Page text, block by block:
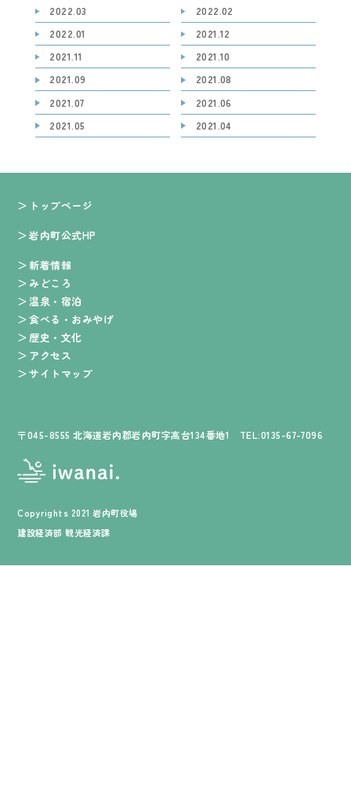
2022.03
2022.02
2022.01
2021.12
2021.11
2021.10
2021.09
2021.08
2021.07
2021.06
2021.05
2021.04
トップページ
岩内町公式HP
新着情報
みどころ
温泉・宿泊
食べる・おみやげ
歴史・文化
アクセス
サイトマップ
〒045-8555 北海道岩内郡岩内町字高台134番地1 TEL:0135-67-7096
Copyrights 2021 岩内町役場
建設経済部 観光経済課